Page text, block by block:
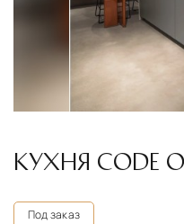
КУХНЯ CODE
Под заказ